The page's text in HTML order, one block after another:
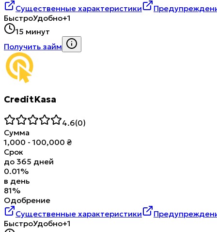
Существенные характеристики
БыстроУдобно+1
15 минут
Получить займ
CreditKasa
4.6(0)
Сумма
1,000 - 100,000 ₴
Срок
до 365 дней
0.01%
в день
81%
Одобрение
Существенные характеристики
БыстроУдобно+1